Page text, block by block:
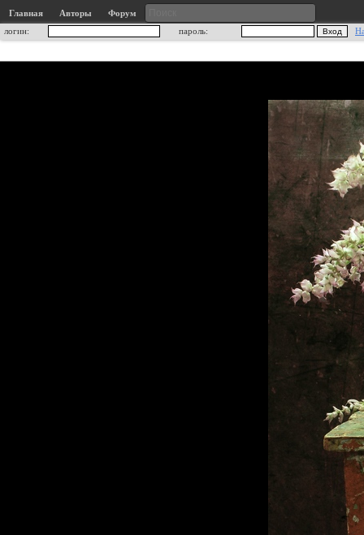
Главная Авторы
Форум
логин:
пароль: